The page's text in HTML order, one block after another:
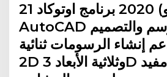
21 حزيران (يونيو) 2020 برنامج اوتوكاد
AutoCAD يستخدم للرسم والتصميم
إنشاء الرسومات ثنائية
2D وثلاثية الأبعاد 3D الاوتوكاد مفيد